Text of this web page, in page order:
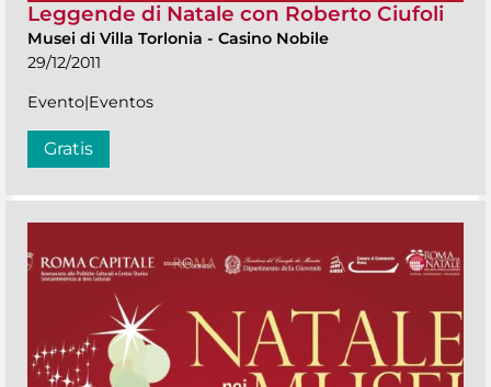
Leggende di Natale con Roberto Ciufoli
Musei di Villa Torlonia - Casino Nobile
29/12/2011
Evento|Eventos
Gratis